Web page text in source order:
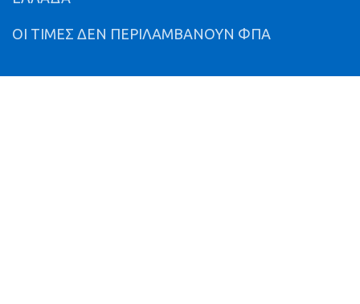
ΟΙ ΤΙΜΕΣ ΔΕΝ ΠΕΡΙΛΑΜΒΑΝΟΥΝ ΦΠΑ